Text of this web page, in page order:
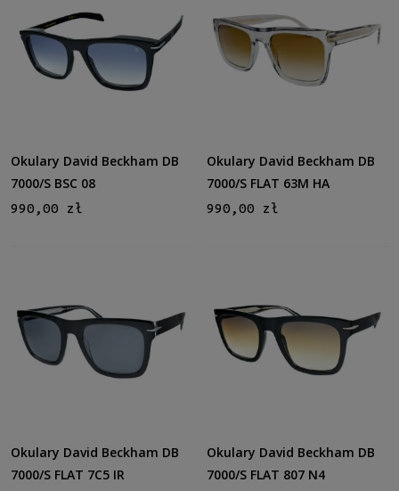
Okulary David Beckham DB
7000/S BSC 08
990,00 zł
Okulary David Beckham DB
7000/S FLAT 63M HA
990,00 zł
Okulary David Beckham DB
7000/S FLAT 7C5 IR
Okulary David Beckham DB
7000/S FLAT 807 N4